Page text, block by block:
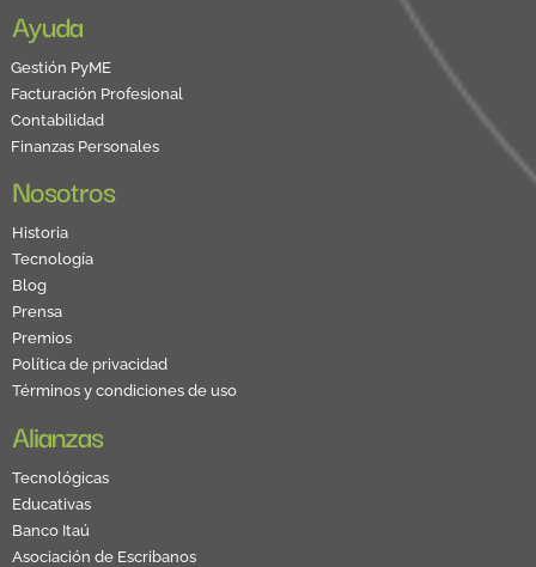
Ayuda
Gestión PyME
Facturación Profesional
Contabilidad
Finanzas Personales
Nosotros
Historia
Tecnología
Blog
Prensa
Premios
Política de privacidad
Términos y condiciones de uso
Alianzas
Tecnológicas
Educativas
Banco Itaú
Asociación de Escribanos